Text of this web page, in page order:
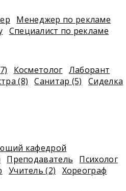
Менеджер по рекламе
Специалист по рекламе
Косметолог Лаборант
(8) Санитар (5)
Сиделка
кафедрой
Преподаватель
Психолог
Учитель (2) Хореограф